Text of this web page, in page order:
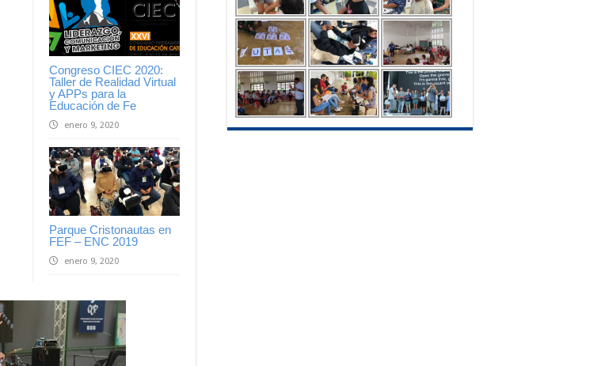
Congreso CIEC 2020:
Taller de Realidad Virtual
y APPs para la
Educación de Fe
enero 9, 2020
Parque Cristonautas en
FEF – ENC 2019
enero 9, 2020